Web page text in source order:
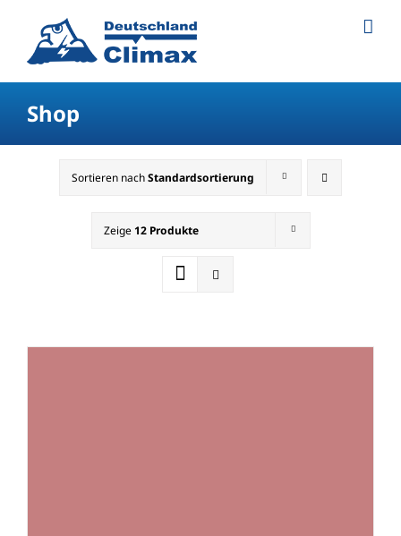
Shop
Sortieren nachStandardsortierung
Zeige 12 Produkte